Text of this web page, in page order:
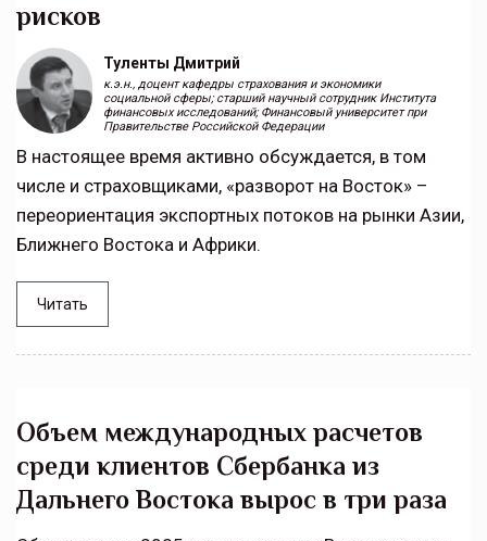
рисков
Туленты Дмитрий
к.э.н., доцент кафедры страхования и экономики
социальной сферы; старший научный сотрудник Института
финансовых исследований; Финансовый университет при
Правительстве Российской Федерации
В настоящее время активно обсуждается, в том
числе и страховщиками, «разворот на Восток» –
переориентация экспортных потоков на рынки Азии,
Ближнего Востока и Африки.
Читать
Объем международных расчетов
среди клиентов Сбербанка из
Дальнего Востока вырос в три раза